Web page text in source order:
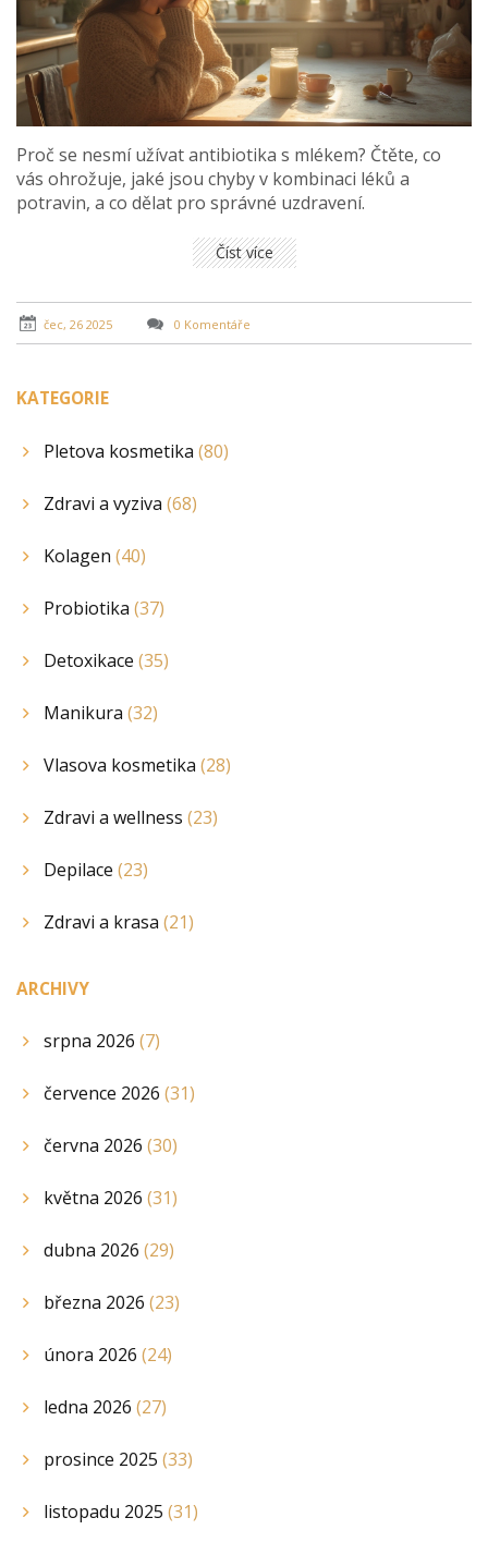
Proč se nesmí užívat antibiotika s mlékem? Čtěte, co
vás ohrožuje, jaké jsou chyby v kombinaci léků a
potravin, a co dělat pro správné uzdravení.
Číst více
čec, 26 2025 0 Komentáře
KATEGORIE
Pletova kosmetika (80)
Zdravi a vyziva (68)
Kolagen (40)
Probiotika (37)
Detoxikace (35)
Manikura (32)
Vlasova kosmetika (28)
Zdravi a wellness (23)
Depilace (23)
Zdravi a krasa (21)
ARCHIVY
srpna 2026 (7)
července 2026 (31)
června 2026 (30)
května 2026 (31)
dubna 2026 (29)
března 2026 (23)
února 2026 (24)
ledna 2026 (27)
prosince 2025 (33)
listopadu 2025 (31)